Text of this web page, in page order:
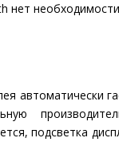
нет
автоматически
подсветка